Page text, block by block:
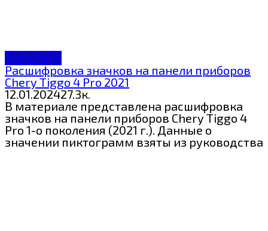
ЗнП Chery
Расшифровка значков на панели приборов
Chery Tiggo 4 Pro 2021
12.01.202427.3к.
В материале представлена расшифровка
значков на панели приборов Chery Tiggo 4
Pro 1-о поколения (2021 г.). Данные о
значении пиктограмм взяты из руководства